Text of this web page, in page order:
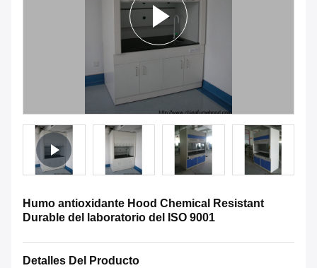
Humo antioxidante Hood Chemical Resistant
Durable del laboratorio del ISO 9001
Detalles Del Producto